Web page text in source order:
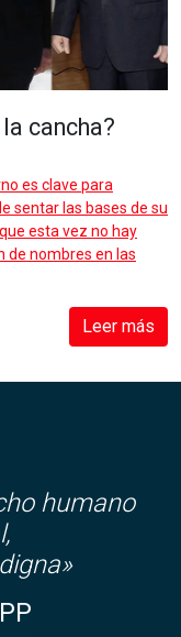
cancha?
es clave para
sentar las bases de su
esta vez no hay
de nombres en las
Leer más
humano